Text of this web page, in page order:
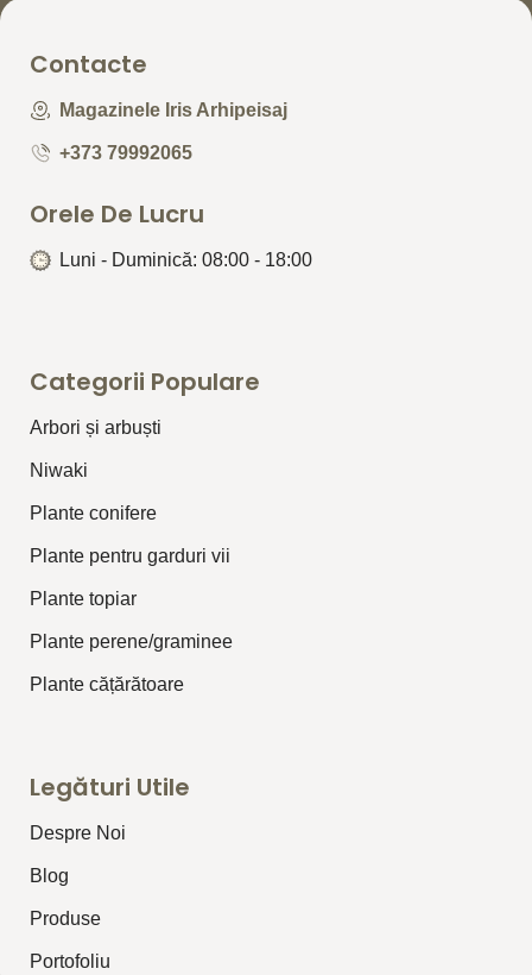
Contacte
Magazinele Iris Arhipeisaj
+373 79992065
Orele De Lucru
Luni - Duminică: 08:00 - 18:00
Categorii Populare
Arbori și arbuști
⁠Niwaki
Plante conifere
Plante pentru garduri vii
Plante topiar
Plante perene/graminee
Plante cățărătoare
Legături Utile
Despre Noi
Blog
Produse
Portofoliu